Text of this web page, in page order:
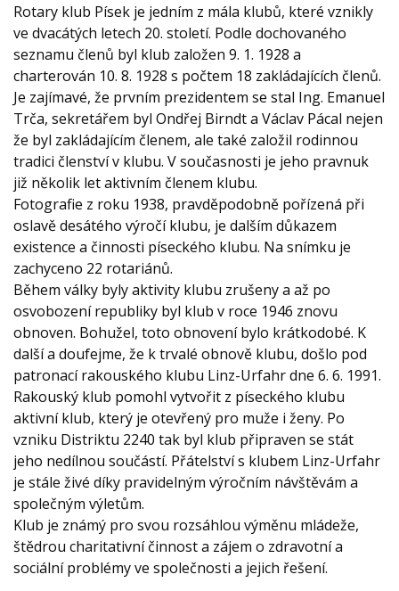
Rotary klub Písek je jedním z mála klubů, které vznikly
ve dvacátých letech 20. století. Podle dochovaného
seznamu členů byl klub založen 9. 1. 1928 a
charterován 10. 8. 1928 s počtem 18 zakládajících členů.
Je zajímavé, že prvním prezidentem se stal Ing. Emanuel
Trča, sekretářem byl Ondřej Birndt a Václav Pácal nejen
že byl zakládajícím členem, ale také založil rodinnou
tradici členství v klubu. V současnosti je jeho pravnuk
již několik let aktivním členem klubu.
Fotografie z roku 1938, pravděpodobně pořízená při
oslavě desátého výročí klubu, je dalším důkazem
existence a činnosti píseckého klubu. Na snímku je
zachyceno 22 rotariánů.
Během války byly aktivity klubu zrušeny a až po
osvobození republiky byl klub v roce 1946 znovu
obnoven. Bohužel, toto obnovení bylo krátkodobé. K
další a doufejme, že k trvalé obnově klubu, došlo pod
patronací rakouského klubu Linz-Urfahr dne 6. 6. 1991.
Rakouský klub pomohl vytvořit z píseckého klubu
aktivní klub, který je otevřený pro muže i ženy. Po
vzniku Distriktu 2240 tak byl klub připraven se stát
jeho nedílnou součástí. Přátelství s klubem Linz-Urfahr
je stále živé díky pravidelným výročním návštěvám a
společným výletům.
Klub je známý pro svou rozsáhlou výměnu mládeže,
štědrou charitativní činnost a zájem o zdravotní a
sociální problémy ve společnosti a jejich řešení.